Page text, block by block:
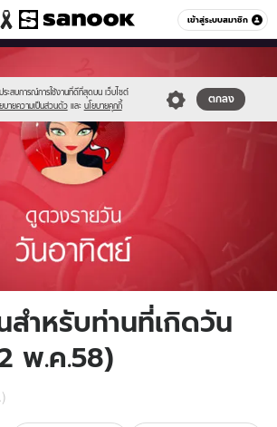
เข้าสู่ระบบสมาชิก
หมวดอื่นๆ
ระสบการณ์การใช้งานที่ดีที่สุดบน เว็บไซต์
บายความเป็นส่วนตัว และ นโยบายคุกกี้
ตกลง
สำหรับท่านที่เกิดวัน
พ.ค.58)